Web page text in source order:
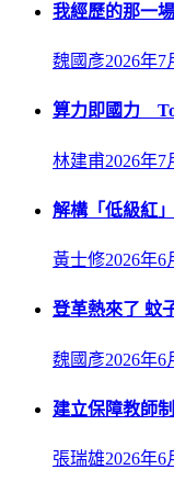
我經歷的那一
魏國彥2026年7
算力即國力
林建甫2026年7
解構「低級紅
黃士修2026年6
登革熱來了 蚊
魏國彥2026年6
建立保障教師
張瑞雄2026年6